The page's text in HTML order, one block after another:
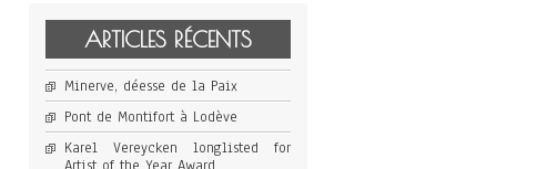
ARTICLES RÉCENTS
Minerve, déesse de la Paix
Pont de Montifort à Lodève
Karel Vereycken longlisted for